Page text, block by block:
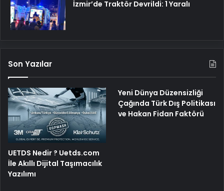
İzmir’de Traktör Devrildi: 1 Yaralı
Son Yazılar
UETDS Nedir ? Uetds.com
İle Akıllı Dijital Taşımacılık
Yazılımı
Yeni Dünya Düzensizliği
Çağında Türk Dış Politikası
ve Hakan Fidan Faktörü